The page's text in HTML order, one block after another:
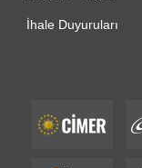
İhale Duyuruları